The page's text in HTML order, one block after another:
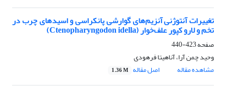
تغییرات آنتوژنی آنزیم‌های گوارشی پانکراسی و اسیدهای چرب در
تخم و لارو کپور علف‌خوار (Ctenopharyngodon idella)
صفحه423-440
وحید چمن آرا، آناهیتا فرهودی
مشاهده مقاله
اصل مقاله 1.36 M